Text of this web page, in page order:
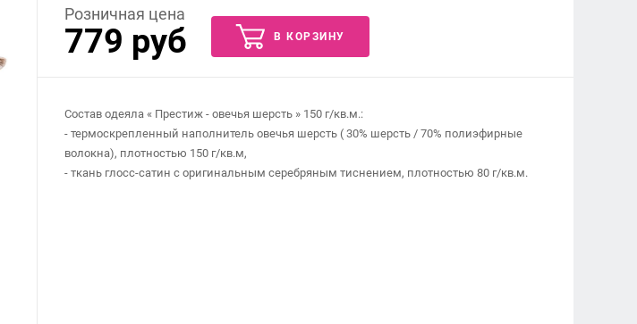
Розничная цена
779 руб В КОРЗИНУ
Состав одеяла « Престиж - овечья шерсть » 150 г/кв.м.:
- термоскрепленный наполнитель овечья шерсть ( 30% шерсть / 70% полиэфирные
волокна), плотностью 150 г/кв.м,
- ткань глосс-сатин с оригинальным серебряным тиснением, плотностью 80 г/кв.м.